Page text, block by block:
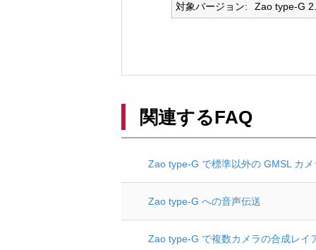
対象バージョン Zao type-G
関連するFAQ
Zao type-G で標準以外の GMSL カ
Zao type-G への音声伝送
Zao type-G で複数カメラの合成レイ